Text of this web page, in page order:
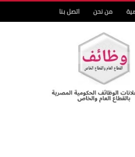
من نحن اتصل بنا